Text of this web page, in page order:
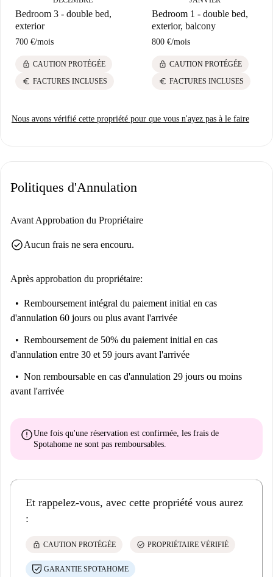
incontournables.
Bedroom 3 - double bed,
exterior
700 €/mois
lock CAUTION PROTÉGÉE
euro FACTURES INCLUSES
Bedroom 1 - double bed,
exterior, balcony
800 €/mois
lock CAUTION PROTÉGÉE
euro FACTURES INCLUSES
Nous avons vérifié cette propriété pour que vous n'ayez pas à le faire
Politiques d'Annulation
Avant Approbation du Propriétaire
check_circleAucun frais ne sera encouru.
Après approbation du propriétaire:
Remboursement intégral du paiement initial en cas
d'annulation 60 jours ou plus avant l'arrivée
Remboursement de 50% du paiement initial en cas
d'annulation entre 30 et 59 jours avant l'arrivée
Non remboursable en cas d'annulation 29 jours ou moins
avant l'arrivée
errorUne fois qu'une réservation est confirmée, les frais de
Spotahome ne sont pas remboursables
Et rappelez-vous, avec cette propriété vous aurez
:
lock CAUTION PROTÉGÉE check_circle PROPRIÉTAIRE VÉRIFIÉ
GARANTIE SPOTAHOME